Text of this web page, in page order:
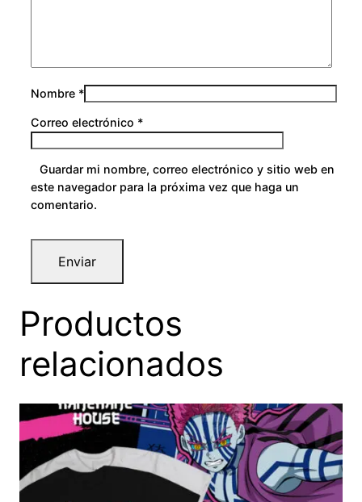
Nombre *
Correo electrónico *
Guardar mi nombre, correo electrónico y sitio web en
este navegador para la próxima vez que haga un
comentario.
Productos
relacionados